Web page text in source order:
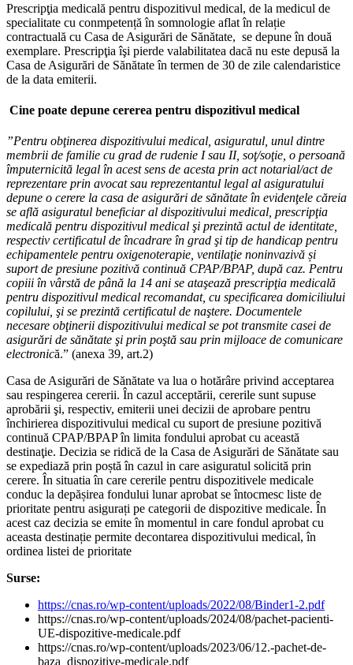
Prescripţia medicală pentru dispozitivul medical, de la medicul de
specialitate cu conmpetență în somnologie aflat în relație
contractuală cu Casa de Asigurări de Sănătate, se depune în două
exemplare. Prescripţia îşi pierde valabilitatea dacă nu este depusă la
Casa de Asigurări de Sănătate în termen de 30 de zile calendaristice
de la data emiterii.
Cine poate depune cererea pentru dispozitivul medical
”Pentru obţinerea dispozitivului medical, asiguratul, unul dintre
membrii de familie cu grad de rudenie I sau II, soţ/soţie, o persoană
împuternicită legal în acest sens de acesta prin act notarial/act de
reprezentare prin avocat sau reprezentantul legal al asiguratului
depune o cerere la casa de asigurări de sănătate în evidenţele căreia
se află asiguratul beneficiar al dispozitivului medical, prescripţia
medicală pentru dispozitivul medical şi prezintă actul de identitate,
respectiv certificatul de încadrare în grad şi tip de handicap pentru
echipamentele pentru oxigenoterapie, ventilaţie noninvazivă și
suport de presiune pozitivă continuă CPAP/BPAP, după caz. Pentru
copiii în vârstă de până la 14 ani se ataşează prescripţia medicală
pentru dispozitivul medical recomandat, cu specificarea domiciliului
copilului, şi se prezintă certificatul de naştere. Documentele
necesare obţinerii dispozitivului medical se pot transmite casei de
asigurări de sănătate şi prin poştă sau prin mijloace de comunicare
electronică.” (anexa 39, art.2)
Casa de Asigurări de Sănătate va lua o hotărâre privind acceptarea
sau respingerea cererii. În cazul acceptării, cererile sunt supuse
aprobării şi, respectiv, emiterii unei decizii de aprobare pentru
închirierea dispozitivului medical cu suport de presiune pozitivă
continuă CPAP/BPAP în limita fondului aprobat cu această
destinaţie. Decizia se ridică de la Casa de Asigurări de Sănătate sau
se expediază prin poștă în cazul in care asiguratul solicită prin
cerere. În situatia în care cererile pentru dispozitivele medicale
conduc la depășirea fondului lunar aprobat se întocmesc liste de
prioritate pentru asigurați pe categorii de dispozitive medicale. În
acest caz decizia se emite în momentul in care fondul aprobat cu
aceasta destinație permite decontarea dispozitivului medical, în
ordinea listei de prioritate
Surse:
https://cnas.ro/wp-content/uploads/2022/08/Binder1-2.pdf
https://cnas.ro/wp-content/uploads/2024/08/pachet-pacienti-
UE-dispozitive-medicale.pdf
https://cnas.ro/wp-content/uploads/2023/06/12.-pachet-de-
baza_dispozitive-medicale.pdf